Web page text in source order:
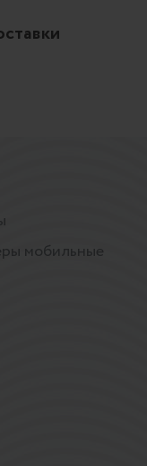
мобильные